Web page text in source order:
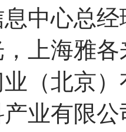
中心总
上海雅
（北京
产业有限